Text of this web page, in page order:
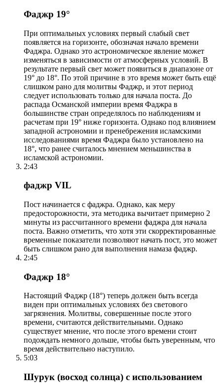
Фаджр 19°
При оптимальных условиях первый слабый свет
появляется на горизонте, обозначая начало времени
Фаджра. Однако это астрономическое явление может
изменяться в зависимости от атмосферных условий. В
результате первый свет может появиться в диапазоне от
19° до 18°. По этой причине в это время может быть ещё
слишком рано для молитвы Фаджр, и этот период
следует использовать только для начала поста. До
распада Османской империи время Фаджра в
большинстве стран определялось по наблюдениям и
расчетам при 19° ниже горизонта. Однако под влиянием
западной астрономии и пренебрежения исламскими
исследованиями время Фаджра было установлено на
18°, что ранее считалось мнением меньшинства в
исламской астрономии.
2:43
фаджр VIL
Пост начинается с фаджра. Однако, как меру
предосторожности, эта методика вычитает примерно 2
минуты из рассчитанного времени фаджра для начала
поста. Важно отметить, что хотя эти скорректированные
временные показатели позволяют начать пост, это может
быть слишком рано для выполнения намаза фаджр.
2:45
Фаджр 18°
Настоящий Фаджр (18°) теперь должен быть всегда
виден при оптимальных условиях без светового
загрязнения. Молитвы, совершенные после этого
времени, считаются действительными. Однако
существует мнение, что после этого времени стоит
подождать немного дольше, чтобы быть уверенным, что
время действительно наступило.
5:03
Шурук (восход солнца) с использованием